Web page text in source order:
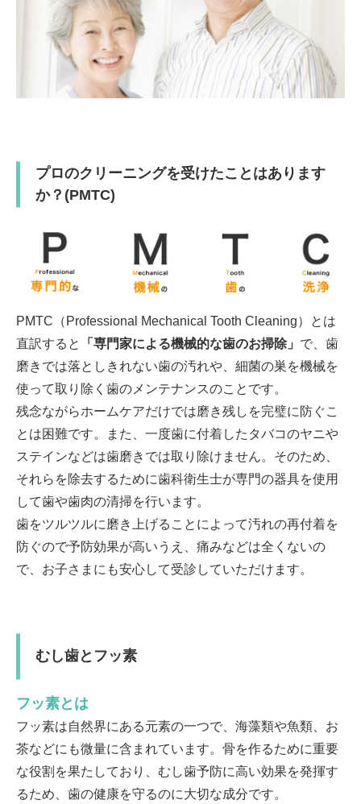
プロのクリーニングを受けたことはあります
か？(PMTC)
PMTC（Professional Mechanical Tooth Cleaning）とは
直訳すると
「専門家による機械的な歯のお掃除」 で、歯
磨きでは落としきれない歯の汚れや、細菌の巣を機械を
使って取り除く歯のメンテナンスのことです。
残念ながらホームケアだけでは磨き残しを完璧に防ぐこ
とは困難です。また、一度歯に付着したタバコのヤニや
ステインなどは歯磨きでは取り除けません。そのため、
それらを除去するために歯科衛生士が専門の器具を使用
して歯や歯肉の清掃を行います。
歯をツルツルに磨き上げることによって汚れの再付着を
防ぐので予防効果が高いうえ、痛みなどは全くないの
で、お子さまにも安心して受診していただけます。
むし歯とフッ素
フッ素とは
フッ素は自然界にある元素の一つで、海藻類や魚類、お
茶などにも微量に含まれています。骨を作るために重要
な役割を果たしており、むし歯予防に高い効果を発揮す
るため、歯の健康を守るのに大切な成分です。